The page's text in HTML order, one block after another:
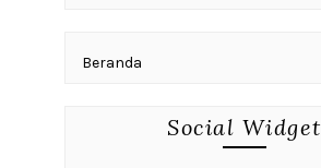
Beranda
Social Widget